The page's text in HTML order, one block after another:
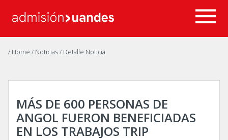
/ Home / Noticias/ Detalle Noticia
MÁS DE 600 PERSONAS DE
ANGOL FUERON BENEFICIADAS
EN LOS TRABAJOS TRIP